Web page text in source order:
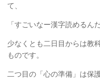
て、
「すごいなー漢字読める
少なくとも二日目からは教
ものです。
二つ目の「心の準備」は保